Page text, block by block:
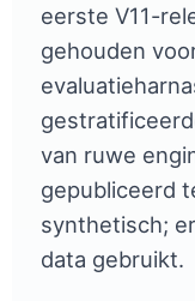
eerste V11-
gehouden
van ruwe
gepubliceerd
synthetisch;
data gebruikt.